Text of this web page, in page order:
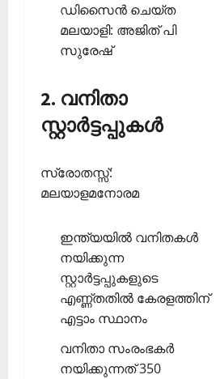
ഡിസൈന്‍ ചെയ്ത
മലയാളി: അജിത് പി
സുരേഷ്‌
2. വനിതാ
സ്റ്റാര്‍ട്ടപ്പുകള്‍
സ്രോതസ്സ്:
മലയാളമനോരമ
ഇന്ത്യയില്‍ വനിതകള്‍
നയിക്കുന്ന
സ്റ്റാര്‍ട്ടപ്പുകളുടെ
എണ്ണ്തതില്‍ കേരളത്തിന്
എട്ടാം സ്ഥാനം
വനിതാ സംരംഭകര്‍
നയിക്കുന്നത് 350